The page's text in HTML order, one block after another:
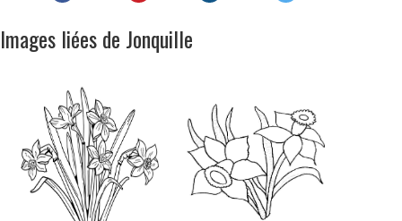
Images liées de Jonquille